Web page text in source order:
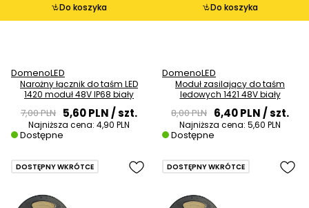
Do koszyka
DomenoLED
Narożny łącznik do taśm LED
1420 moduł 48V IP68 biały
7,00 PLN 5,60 PLN/ szt.
Najniższa cena: 4,90 PLN
Dostępne
Do koszyka
DomenoLED
Moduł zasilający do taśm
ledowych 1421 48V biały
8,00 PLN 6,40 PLN/ szt.
Najniższa cena: 5,60 PLN
Dostępne
DOSTĘPNY WKRÓTCE DOSTĘPNY WKRÓTCE